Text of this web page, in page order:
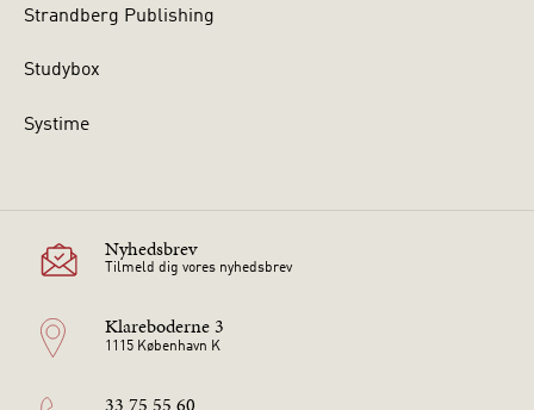
Strandberg Publishing
Studybox
Systime
Nyhedsbrev
Tilmeld dig vores nyhedsbrev
Klareboderne 3
1115 København K
33 75 55 60